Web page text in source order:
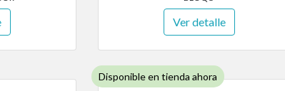
Ver detalle
Disponible en tienda ahora